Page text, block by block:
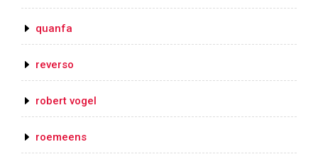
quanfa
reverso
robert vogel
roemeens